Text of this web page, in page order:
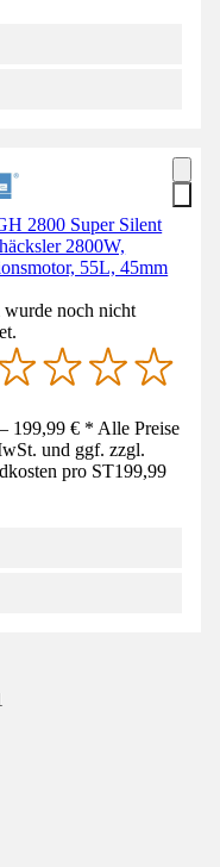
2800 Super Silent
2800W,
55L, 45mm
noch nicht
199,99 € * Alle Preise
und ggf. zzgl.
pro ST199,99